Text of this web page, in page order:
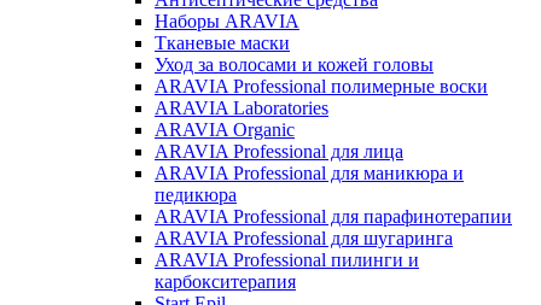
Наборы ARAVIA
Тканевые маски
Уход за волосами и кожей головы
ARAVIA Professional полимерные воски
ARAVIA Laboratories
ARAVIA Organic
ARAVIA Professional для лица
ARAVIA Professional для маникюра и
педикюра
ARAVIA Professional для парафинотерапии
ARAVIA Professional для шугаринга
ARAVIA Professional пилинги и
карбокситерапия